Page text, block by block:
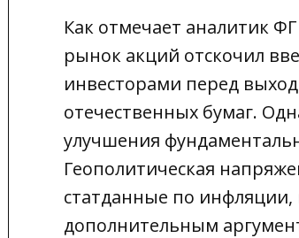
Как отмечает аналитик
рынок акций отскочил
инвесторами перед
отечественных бумаг.
улучшения
Геополитическая
статданные по
дополнительным